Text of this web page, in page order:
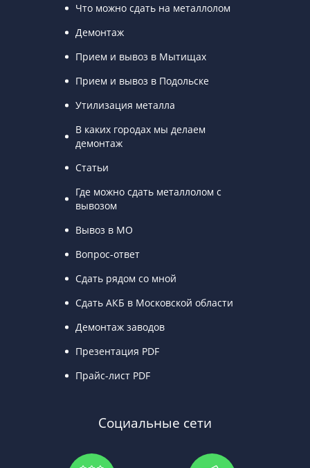
Что можно сдать на металлолом
Демонтаж
Прием и вывоз в Мытищах
Прием и вывоз в Подольске
Утилизация металла
В каких городах мы делаем
демонтаж
Статьи
Где можно сдать металлолом с
вывозом
Вывоз в МО
Вопрос-ответ
Сдать рядом со мной
Сдать АКБ в Московской области
Демонтаж заводов
Презентация PDF
Прайс-лист PDF
Социальные сети